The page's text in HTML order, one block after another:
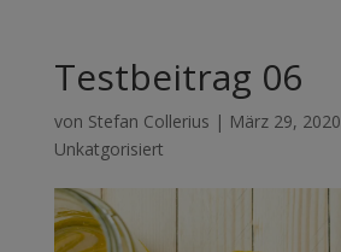
Testbeitrag 06
von Stefan Collerius | März 29, 2020
Unkatgorisiert